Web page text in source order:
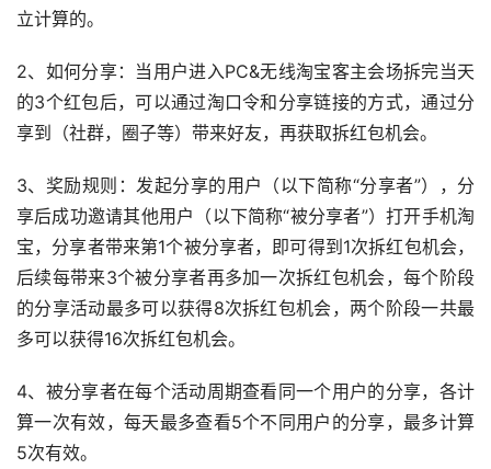
立计算的。
2、如何分享：当用户进入PC&无线淘宝客主会场拆完当天
的3个红包后，可以通过淘口令和分享链接的方式，通过分
享到（社群，圈子等）带来好友，再获取拆红包机会。
3、奖励规则：发起分享的用户（以下简称“分享者”），分
享后成功邀请其他用户（以下简称“被分享者”）打开手机淘
宝，分享者带来第1个被分享者，即可得到1次拆红包机会，
后续每带来3个被分享者再多加一次拆红包机会，每个阶段
的分享活动最多可以获得8次拆红包机会，两个阶段一共最
多可以获得16次拆红包机会。
4、被分享者在每个活动周期查看同一个用户的分享，各计
算一次有效，每天最多查看5个不同用户的分享，最多计算
5次有效。